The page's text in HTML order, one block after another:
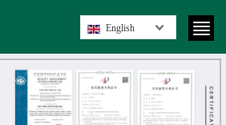
English